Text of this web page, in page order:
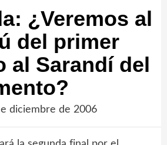
¿Veremos al
del primer
al Sarandí del
diciembre de 2006